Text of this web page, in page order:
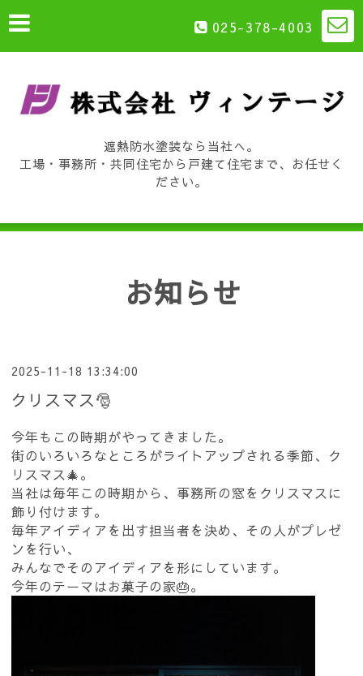
025-378-4003
遮熱防水塗装なら当社へ。
工場・事務所・共同住宅から戸建て住宅まで、お任せく
ださい。
お知らせ
2025-11-18 13:34:00
クリスマス🎅
今年もこの時期がやってきました。
街のいろいろなところがライトアップされる季節、ク
リスマス🎄。
当社は毎年この時期から、事務所の窓をクリスマスに
飾り付けます。
毎年アイディアを出す担当者を決め、その人がプレゼ
ンを行い、
みんなでそのアイディアを形にしています。
今年のテーマはお菓子の家🎂。